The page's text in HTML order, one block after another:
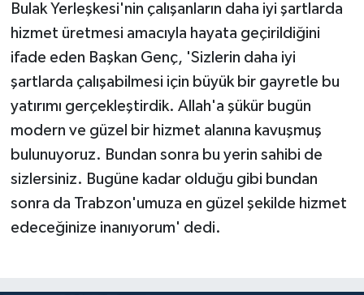
Bulak Yerleşkesi'nin çalışanların daha iyi şartlarda
hizmet üretmesi amacıyla hayata geçirildiğini
ifade eden Başkan Genç, 'Sizlerin daha iyi
şartlarda çalışabilmesi için büyük bir gayretle bu
yatırımı gerçekleştirdik. Allah'a şükür bugün
modern ve güzel bir hizmet alanına kavuşmuş
bulunuyoruz. Bundan sonra bu yerin sahibi de
sizlersiniz. Bugüne kadar olduğu gibi bundan
sonra da Trabzon'umuza en güzel şekilde hizmet
edeceğinize inanıyorum' dedi.